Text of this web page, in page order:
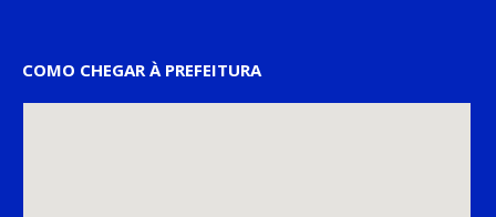
COMO CHEGAR À PREFEITURA